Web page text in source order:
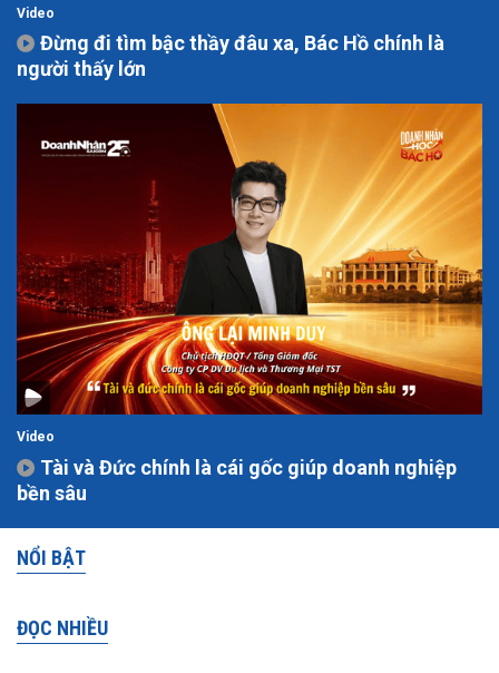
Video
Đừng đi tìm bậc thầy đâu xa, Bác Hồ chính là
người thấy lớn
Video
Tài và Đức chính là cái gốc giúp doanh nghiệp
bền sâu
NỔI BẬT
ĐỌC NHIỀU